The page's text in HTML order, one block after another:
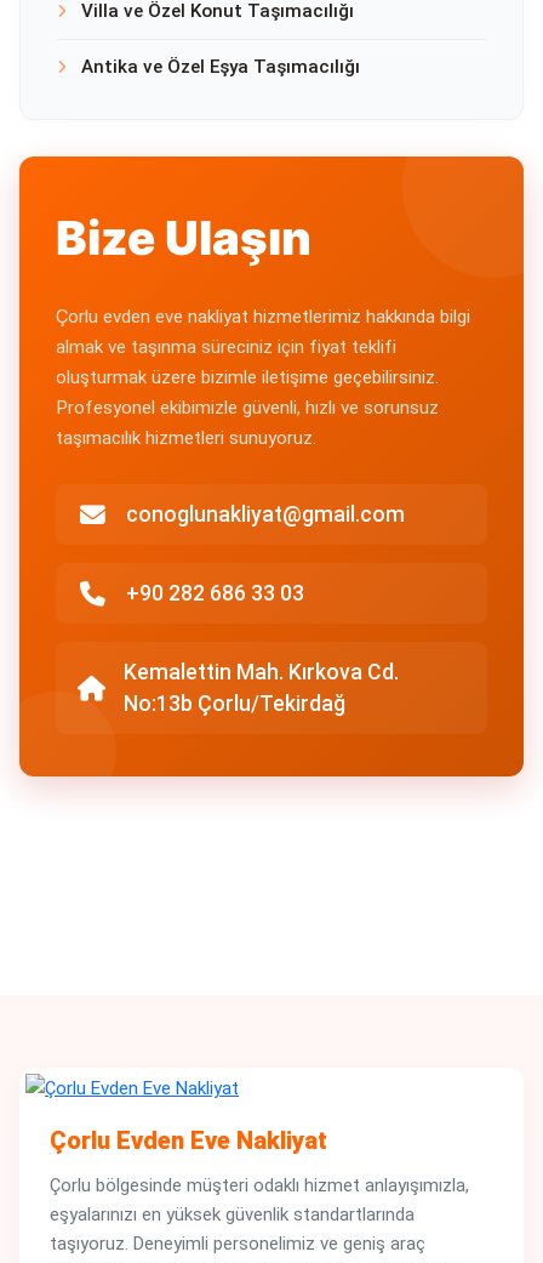
Villa ve Özel Konut Taşımacılığı
Antika ve Özel Eşya Taşımacılığı
Bize Ulaşın
Çorlu evden eve nakliyat hizmetlerimiz hakkında bilgi
almak ve taşınma süreciniz için fiyat teklifi
oluşturmak üzere bizimle iletişime geçebilirsiniz.
Profesyonel ekibimizle güvenli, hızlı ve sorunsuz
taşımacılık hizmetleri sunuyoruz.
conoglunakliyat@gmail.com
+90 282 686 33 03
Kemalettin Mah. Kırkova Cd.
No:13b Çorlu/Tekirdağ
Çorlu Evden Eve Nakliyat
Çorlu bölgesinde müşteri odaklı hizmet anlayışımızla,
eşyalarınızı en yüksek güvenlik standartlarında
taşıyoruz. Deneyimli personelimiz ve geniş araç